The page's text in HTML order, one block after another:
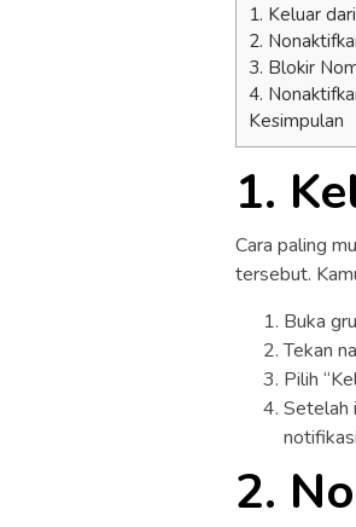
1. Keluar
2.
3. Blokir
4.
Kesimpulan
1.
Cara paling
tersebut.
Buka
Tekan
Pilih
Setelah
2.